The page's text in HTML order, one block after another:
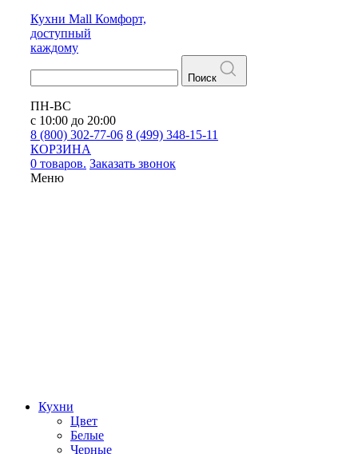
Кухни Mall Комфорт,
доступный
каждому
Поиск
ПН-ВС
с 10:00 до 20:00
8 (800) 302-77-06 8 (499) 348-15-11
КОРЗИНА
0 товаров. Заказать звонок
Меню
Кухни
Цвет
Белые
Черные